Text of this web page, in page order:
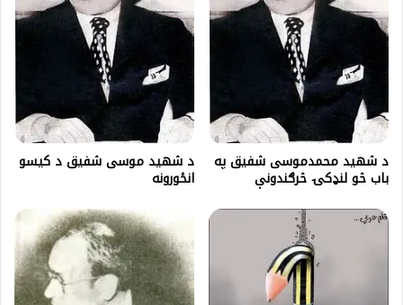
د شهید محمدموسی شفیق په
باب څو لنډکۍ څرګندونې
د شهيد موسى شفيق د كيسو
انځورونه